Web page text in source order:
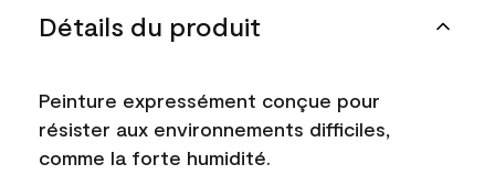
Détails du produit
Peinture expressément conçue pour
résister aux environnements difficiles,
comme la forte humidité.